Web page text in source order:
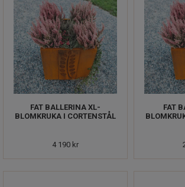
FAT BALLERINA XL-
BLOMKRUKA I CORTENSTÅL
4 190 kr
FAT